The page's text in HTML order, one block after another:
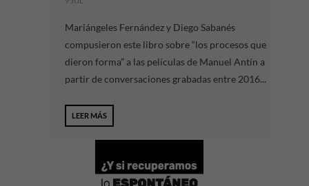
Mariángeles Fernández y Diego Sabanés
compusieron este libro sobre “los procesos que
dieron forma” a las películas de Manuel Antín a
partir de conversaciones grabadas entre 2016...
LEER MÁS